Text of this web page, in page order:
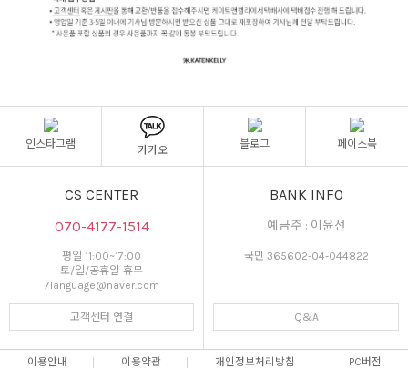
인스타그램
카카오
블로그 페이스북
CS CENTER
070-4177-1514
평일 11:00~17:00
토/일/공휴일-휴무
7language@naver.com
고객센터 연결
BANK INFO
예금주 : 이윤선
국민 365602-04-044822
Q&A
이용안내 이용약관 개인정보처리방침 PC버전